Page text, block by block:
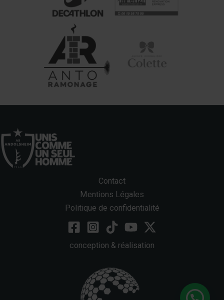
Contact
Mentions Légales
Politique de confidentialité
conception & réalisation